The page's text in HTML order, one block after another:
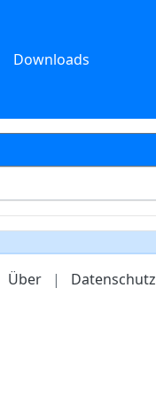
Downloads
Über | Datenschutz